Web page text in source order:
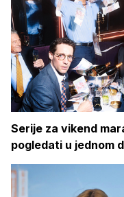
Serije za vikend
pogledati u jednom